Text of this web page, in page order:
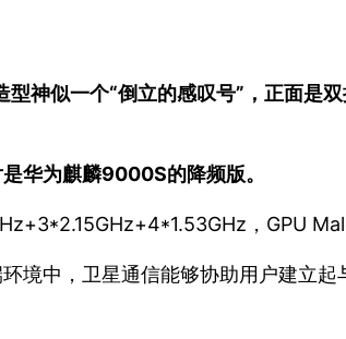
神似一个“倒立的感叹号”，正面是双
华为麒麟9000S的降频版。
，GPU
境中，卫星通信能够协助用户建立起